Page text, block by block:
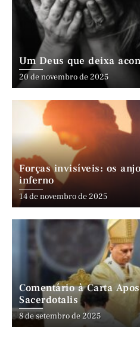
Um Deus que deixa
20 de novembro de 2025
Forças invisíveis: os
inferno
14 de novembro de 2025
Comentário à Carta
Sacerdotalis
8 de setembro de 2025